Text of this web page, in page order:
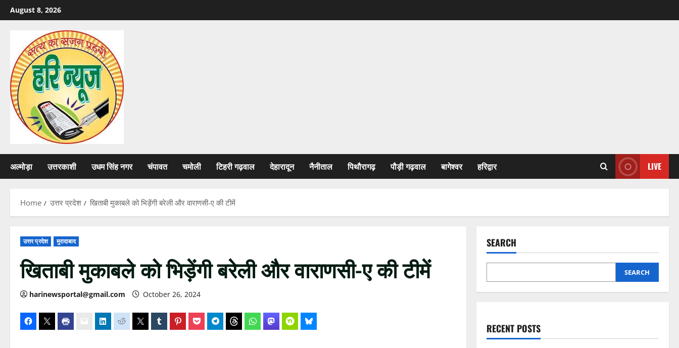
Skip
to
August 8, 2026
अल्मोड़ा उत्तरकाशी उधम सिंह नगर चंपावत चमोली टिहरी गढ़वाल देहारादून नैनीताल पिथौरागढ़ पौड़ी गढ़वाल बागेश्वर हरिद्वार LIVE
Home उत्तर प्रदेश खिताबी मुकाबले को भिड़ेंगी बरेली और वाराणसी-ए की टीमें
उत्तर प्रदेश मुरादाबाद
खिताबी मुकाबले को भिड़ेंगी बरेली और वाराणसी-ए की टीमें
harinewsportal@gmail.com October 26, 2024
SEARCH
SEARCH
RECENT POSTS